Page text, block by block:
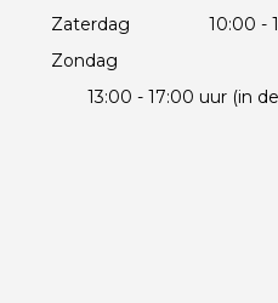
Zaterdag
10:00 -
Zondag
13:00 - 17:00 uur (in